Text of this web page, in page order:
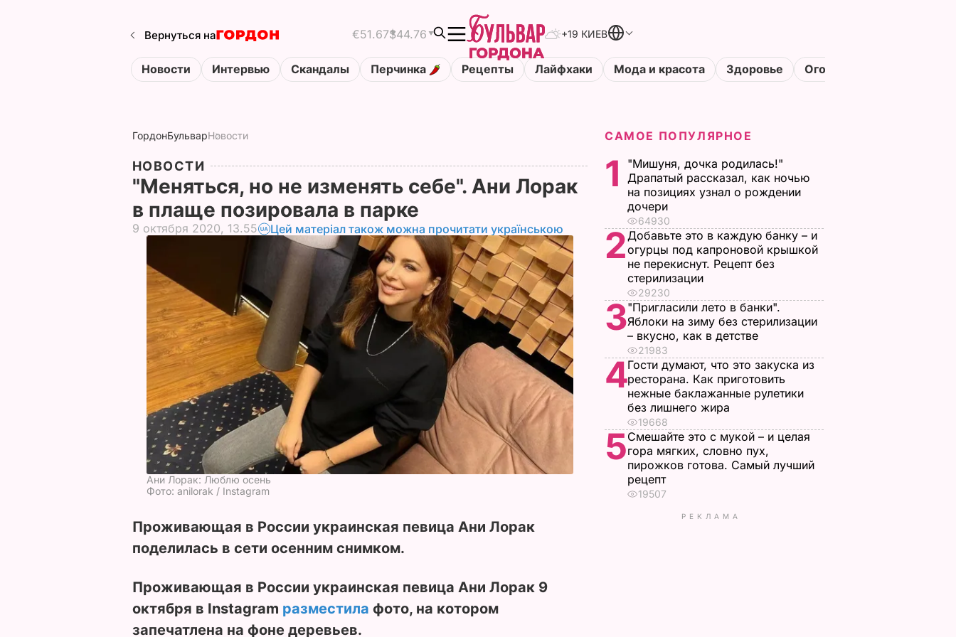
Вернуться на €51.67$44.76 +19 КИЕВ
Новости Интервью Скандалы Перчинка Рецепты Лайфхаки Мода и красота Здоровье Огороды
ГордонБульварНовости
НОВОСТИ
"Меняться, но не изменять себе". Ани Лорак
в плаще позировала в парке
9 октября 2020, 13.55 Цей матеріал також можна прочитати українською
Ани Лорак: Люблю осень
Фото: anilorak / Instagram
Проживающая в России украинская певица Ани Лорак
поделилась в сети осенним снимком.
Проживающая в России украинская певица Ани Лорак 9
октября в Instagram разместила фото, на котором
запечатлена на фоне деревьев.
САМОЕ ПОПУЛЯРНОЕ
1
"Мишуня, дочка родилась!"
Драпатый рассказал, как ночью
на позициях узнал о рождении
дочери
64930
2Добавьте это в каждую банку – и
огурцы под капроновой крышкой
не перекиснут. Рецепт без
стерилизации
29230
3"Пригласили лето в банки".
Яблоки на зиму без стерилизации
– вкусно, как в детстве
21983
4Гости думают, что это закуска из
ресторана. Как приготовить
нежные баклажанные рулетики
без лишнего жира
19668
5Смешайте это с мукой – и целая
гора мягких, словно пух,
пирожков готова. Самый лучший
рецепт
19507
РЕКЛАМА